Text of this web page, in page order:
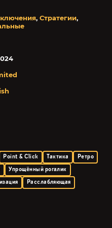
, Стратегии,
Point & Click Тактика
Ретро
Упрощённый рогалик
Расслабляющая